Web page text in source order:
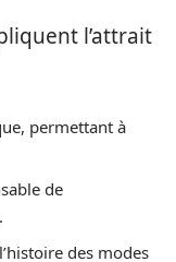
l’attrait
permettant à
de
des modes